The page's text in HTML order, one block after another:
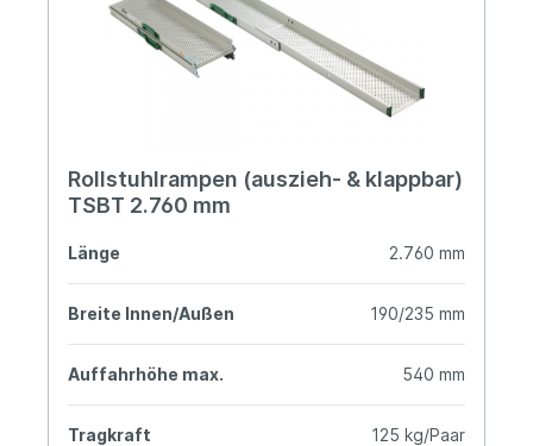
Rollstuhlrampen (auszieh- & klappbar)
TSBT 2.760 mm
Länge 2.760 mm
Breite Innen/Außen 190/235 mm
Auffahrhöhe max. 540 mm
Tragkraft 125 kg/Paar